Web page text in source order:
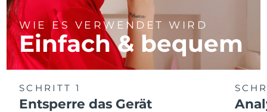
WIE ES VERWENDET WIRD
Einfach & bequem
SCHRITT 1
Entsperre das Gerät